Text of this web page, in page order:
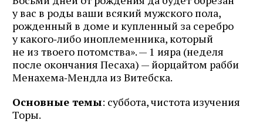
у вас в роды ваши всякий мужского пола,
рожденный в доме и купленный за серебро
у какого‑либо иноплеменника, который
не из твоего потомства». — 1 ияра (неделя
после окончания Песаха) — йорцайтом рабби
Менахема‑Мендла из Витебска.
Основные темы: суббота, чистота изучения
Торы.